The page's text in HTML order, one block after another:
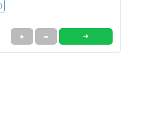
★ ➦ ➜